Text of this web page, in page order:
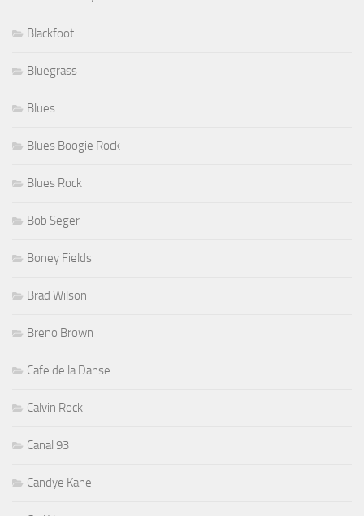
Blackfoot
Bluegrass
Blues
Blues Boogie Rock
Blues Rock
Bob Seger
Boney Fields
Brad Wilson
Breno Brown
Cafe de la Danse
Calvin Rock
Canal 93
Candye Kane